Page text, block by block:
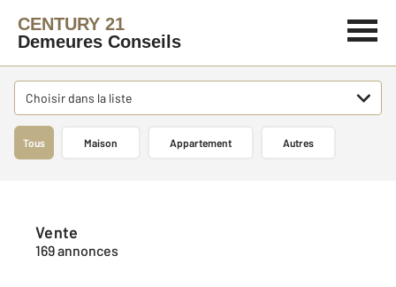
CENTURY 21
Demeures Conseils
Choisir dans la liste
Tous Maison Appartement Autres
Vente
169 annonces